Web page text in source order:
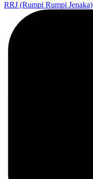
RRJ (Rumpi Rumpi Jenaka)